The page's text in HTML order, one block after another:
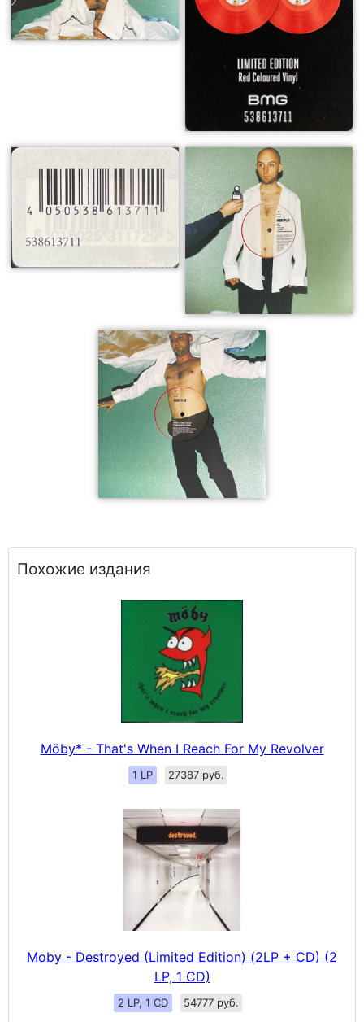
Похожие издания
Möby* - That's When I Reach For My Revolver
1 LP 27387 руб.
Moby - Destroyed (Limited Edition) (2LP + CD) (2
LP, 1 CD)
2 LP, 1 CD 54777 руб.